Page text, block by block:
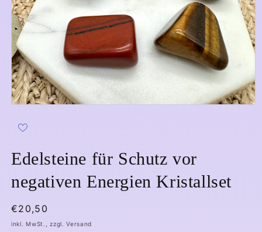
Modal
Edelsteine für Schutz vor
negativen Energien Kristallset
Normaler
Preis
€20,50
inkl. MwSt., zzgl. Versand